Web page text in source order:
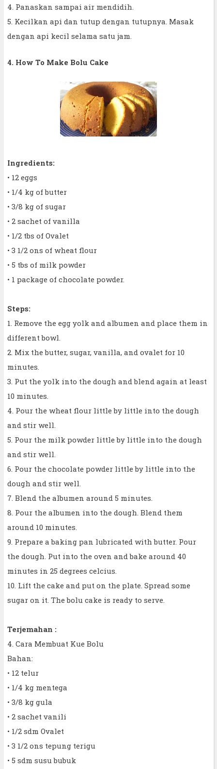
4. Panaskan sampai air mendidih.
5. Kecilkan api dan tutup dengan tutupnya. Masak
dengan api kecil selama satu jam.
4. How To Make Bolu Cake
Ingredients:
• 12 eggs
• 1/4 kg of butter
• 3/8 kg of sugar
• 2 sachet of vanilla
• 1/2 tbs of Ovalet
• 3 1/2 ons of wheat flour
• 5 tbs of milk powder
• 1 package of chocolate powder.
Steps:
1. Remove the egg yolk and albumen and place them in
different bowl.
2. Mix the butter, sugar, vanilla, and ovalet for 10
minutes.
3. Put the yolk into the dough and blend again at least
10 minutes.
4. Pour the wheat flour little by little into the dough
and stir well.
5. Pour the milk powder little by little into the dough
and stir well.
6. Pour the chocolate powder little by little into the
dough and stir well.
7. Blend the albumen around 5 minutes.
8. Pour the albumen into the dough. Blend them
around 10 minutes.
9. Prepare a baking pan lubricated with butter. Pour
the dough. Put into the oven and bake around 40
minutes in 25 degrees celcius.
10. Lift the cake and put on the plate. Spread some
sugar on it. The bolu cake is ready to serve.
Terjemahan :
4. Cara Membuat Kue Bolu
Bahan:
• 12 telur
• 1/4 kg mentega
• 3/8 kg gula
• 2 sachet vanili
• 1/2 sdm Ovalet
• 3 1/2 ons tepung terigu
• 5 sdm susu bubuk